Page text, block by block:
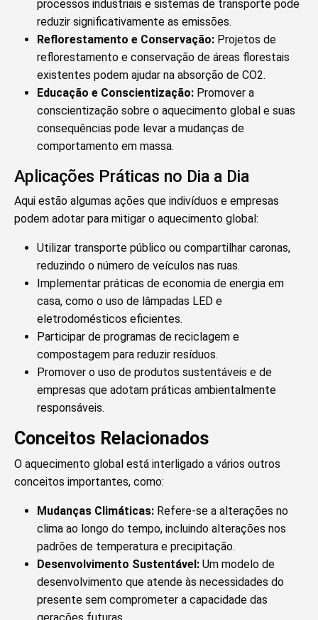
processos industriais e sistemas de transporte pode
reduzir significativamente as emissões.
Reflorestamento e Conservação: Projetos de
reflorestamento e conservação de áreas florestais
existentes podem ajudar na absorção de CO2.
Educação e Conscientização: Promover a
conscientização sobre o aquecimento global e suas
consequências pode levar a mudanças de
comportamento em massa.
Aplicações Práticas no Dia a Dia
Aqui estão algumas ações que indivíduos e empresas
podem adotar para mitigar o aquecimento global:
Utilizar transporte público ou compartilhar caronas,
reduzindo o número de veículos nas ruas.
Implementar práticas de economia de energia em
casa, como o uso de lâmpadas LED e
eletrodomésticos eficientes.
Participar de programas de reciclagem e
compostagem para reduzir resíduos.
Promover o uso de produtos sustentáveis e de
empresas que adotam práticas ambientalmente
responsáveis.
Conceitos Relacionados
O aquecimento global está interligado a vários outros
conceitos importantes, como:
Mudanças Climáticas: Refere-se a alterações no
clima ao longo do tempo, incluindo alterações nos
padrões de temperatura e precipitação.
Desenvolvimento Sustentável: Um modelo de
desenvolvimento que atende às necessidades do
presente sem comprometer a capacidade das